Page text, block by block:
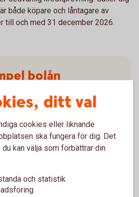
både köpare och låntagare av
till och med 31 december 2026.
bolån
år), med rak amortering
50 år, effektiv ränta: 3,03 % (ej
%).
inklusive amortering
är 1 5311 kronor, totalt
om räntan är oförändrad under
ditt val
cookies eller liknande
ska fungera för dig. Det
kan välja som förbättrar din
och statistik